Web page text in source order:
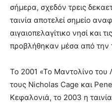
σήμερα, σχεδόν τρεις
ταινία αποτελεί σημείο
αιγαιοπελαγίτικο νησί και
προβλήθηκαν μέσα από την
Το 2001 «Το Μαντολίνο του
τους Nicholas Cage και
Κεφαλονιά, το 2003 η